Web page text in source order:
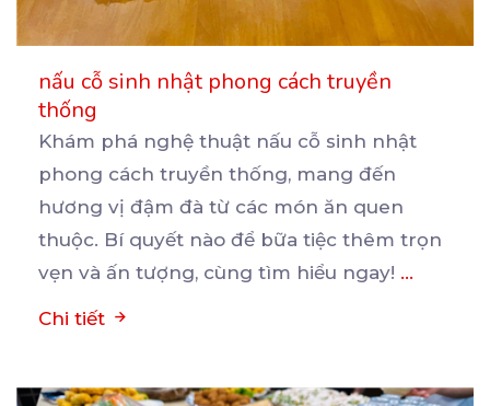
nấu cỗ sinh nhật phong cách truyền
thống
Khám phá nghệ thuật nấu cỗ sinh nhật
phong cách truyền thống, mang đến
hương vị đậm đà từ các món ăn quen
thuộc. Bí quyết nào để bữa tiệc thêm trọn
vẹn và ấn tượng, cùng tìm hiểu ngay! ...
Chi tiết